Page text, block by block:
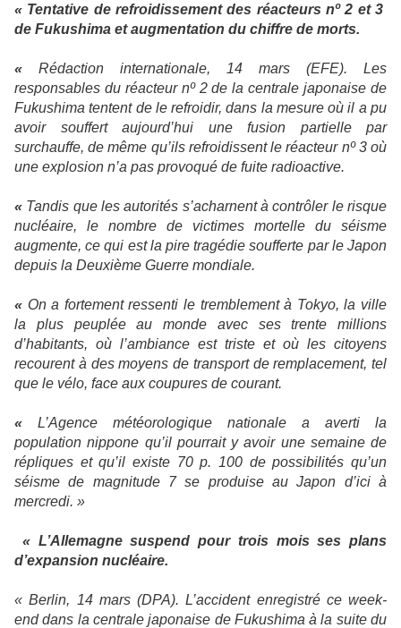
« Tentative de refroidissement des réacteurs nº 2 et 3
de Fukushima et augmentation du chiffre de morts.
« Rédaction internationale, 14 mars (EFE). Les
responsables du réacteur nº 2 de la centrale japonaise de
Fukushima tentent de le refroidir, dans la mesure où il a pu
avoir souffert aujourd’hui une fusion partielle par
surchauffe, de même qu’ils refroidissent le réacteur nº 3 où
une explosion n’a pas provoqué de fuite radioactive.
« Tandis que les autorités s’acharnent à contrôler le risque
nucléaire, le nombre de victimes mortelle du séisme
augmente, ce qui est la pire tragédie soufferte par le Japon
depuis la Deuxième Guerre mondiale.
« On a fortement ressenti le tremblement à Tokyo, la ville
la plus peuplée au monde avec ses trente millions
d’habitants, où l’ambiance est triste et où les citoyens
recourent à des moyens de transport de remplacement, tel
que le vélo, face aux coupures de courant.
« L’Agence météorologique nationale a averti la
population nippone qu’il pourrait y avoir une semaine de
répliques et qu’il existe 70 p. 100 de possibilités qu’un
séisme de magnitude 7 se produise au Japon d’ici à
mercredi. »
« L’Allemagne suspend pour trois mois ses plans
d’expansion nucléaire.
« Berlin, 14 mars (DPA). L’accident enregistré ce week-
end dans la centrale japonaise de Fukushima à la suite du